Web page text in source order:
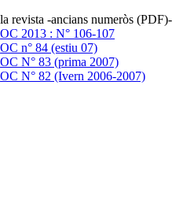
la revista -ancians numeròs (PDF)-
OC 2013 : N° 106-107
OC n° 84 (estiu 07)
OC N° 83 (prima 2007)
OC N° 82 (Ivern 2006-2007)